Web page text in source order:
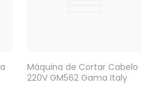
Máquina de Cortar Cabelo
220V GM562 Gama Italy